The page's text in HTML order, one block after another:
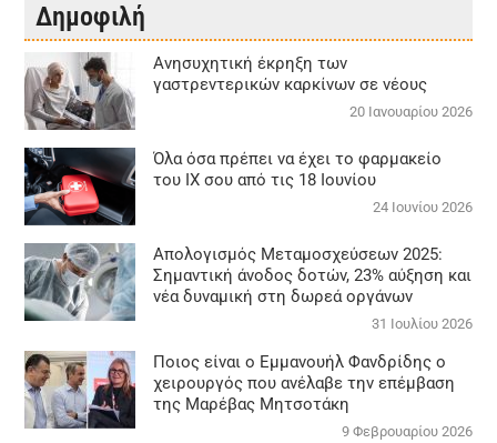
Δημοφιλή
Aνησυχητική έκρηξη των
γαστρεντερικών καρκίνων σε νέους
20 Ιανουαρίου 2026
Όλα όσα πρέπει να έχει το φαρμακείο
του ΙΧ σου από τις 18 Ιουνίου
24 Ιουνίου 2026
Απολογισμός Μεταμοσχεύσεων 2025:
Σημαντική άνοδος δοτών, 23% αύξηση και
νέα δυναμική στη δωρεά οργάνων
31 Ιουλίου 2026
Ποιος είναι ο Εμμανουήλ Φανδρίδης ο
χειρουργός που ανέλαβε την επέμβαση
της Μαρέβας Μητσοτάκη
9 Φεβρουαρίου 2026